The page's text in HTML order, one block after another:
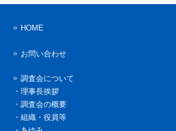
HOME
お問い合わせ
調査会について
・理事長挨拶
・調査会の概要
・組織・役員等